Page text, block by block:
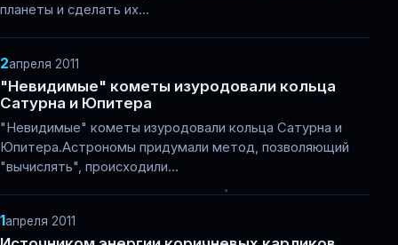
планеты и сделать их…
2апреля 2011
"Невидимые" кометы изуродовали кольца
Сатурна и Юпитера
"Невидимые" кометы изуродовали кольца Сатурна и
Юпитера.Астрономы придумали метод, позволяющий
"вычислять", происходили…
1апреля 2011